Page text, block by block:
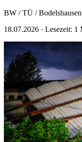
BW / TÜ / Bodelshausen
18.07.2026 · Lesezeit: 1